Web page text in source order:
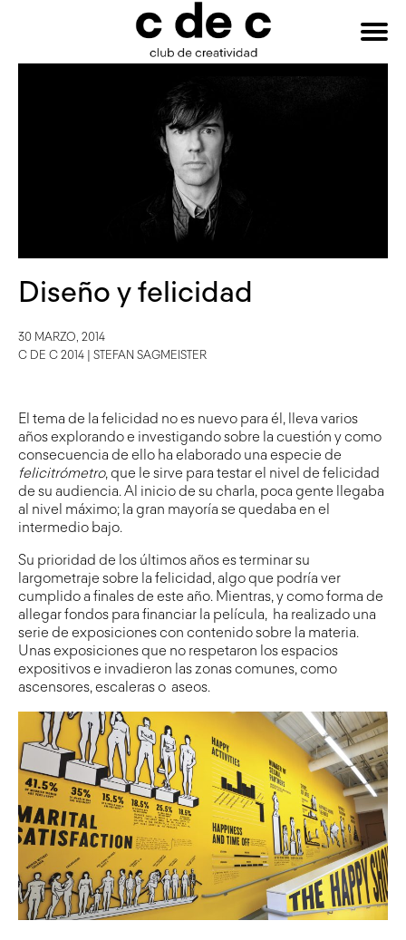
HAZTE
Diseño y felicidad
30 MARZO, 2014
C DE C 2014
STEFAN SAGMEISTER
El tema de la felicidad no es nuevo para él, lleva varios
años explorando e investigando sobre la cuestión y como
consecuencia de ello ha elaborado una especie de
felicitrómetro, que le sirve para testar el nivel de felicidad
de su audiencia. Al inicio de su charla, poca gente llegaba
al nivel máximo; la gran mayoría se quedaba en el
intermedio bajo.
Su prioridad de los últimos años es terminar su
largometraje sobre la felicidad, algo que podría ver
cumplido a finales de este año. Mientras, y como forma de
allegar fondos para financiar la película, ha realizado una
serie de exposiciones con contenido sobre la materia.
Unas exposiciones que no respetaron los espacios
expositivos e invadieron las zonas comunes, como
ascensores, escaleras o aseos.